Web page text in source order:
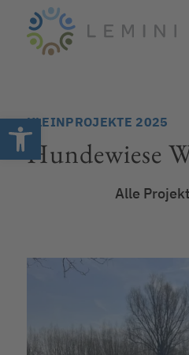
Open toolbar
KLEINPROJEKTE 2025
Hundewiese
Alle